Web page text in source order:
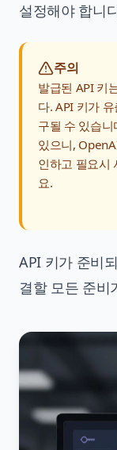
설정해야 합니
주의
발급된 API 키
다. API 키가
구될 수 있습
있으니,
인하고 필요시
요.
API 키가 준비
결할 모든 준비